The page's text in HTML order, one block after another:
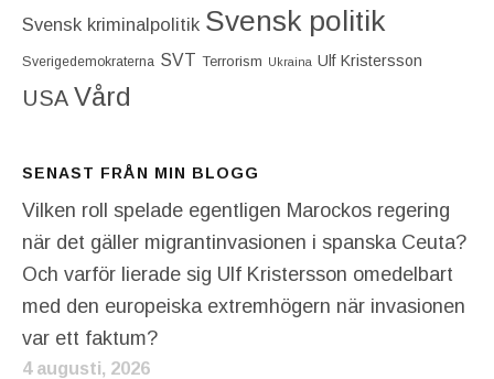
Svensk kriminalpolitik Svensk politik
Sverigedemokraterna SVT Terrorism Ukraina Ulf Kristersson
USA Vård
SENAST FRÅN MIN BLOGG
Vilken roll spelade egentligen Marockos regering
när det gäller migrantinvasionen i spanska Ceuta?
Och varför lierade sig Ulf Kristersson omedelbart
med den europeiska extremhögern när invasionen
var ett faktum?
4 augusti, 2026